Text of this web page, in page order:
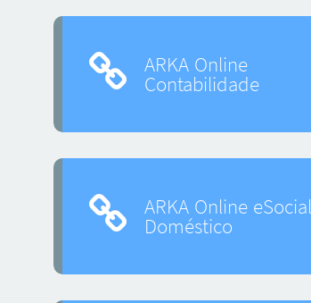
ARKA Online
Contabilidade
ARKA Online eSocial
Doméstico